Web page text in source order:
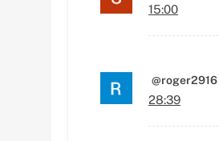
15:00
@roger2916
28:39